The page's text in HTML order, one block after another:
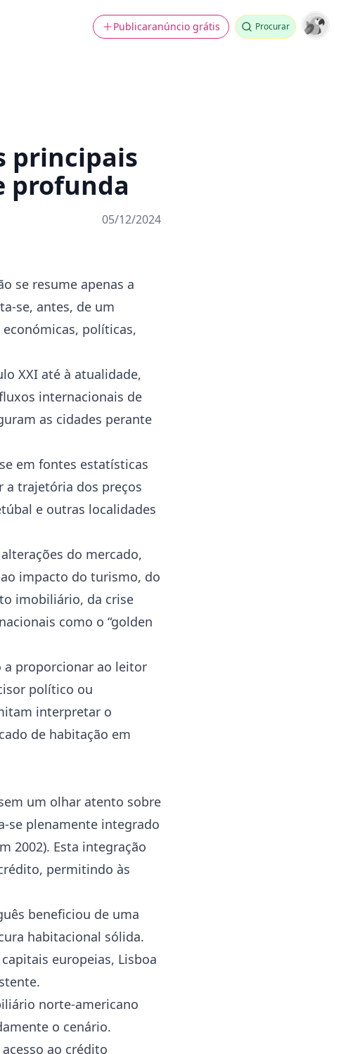
Publicaranúncio grátis Procurar
principais
profunda
05/12/2024
se resume apenas a
se, antes, de um
políticas,
XXI até à atualidade,
internacionais de
as cidades perante
em fontes estatísticas
a trajetória dos preços
e outras localidades
do mercado,
impacto do turismo, do
imobiliário, da crise
como o “golden
proporcionar ao leitor
político ou
interpretar o
de habitação em
um olhar atento sobre
se plenamente integrado
2002). Esta integração
permitindo às
beneficiou de uma
habitacional sólida.
europeias, Lisboa
norte-americano
o cenário.
ao crédito